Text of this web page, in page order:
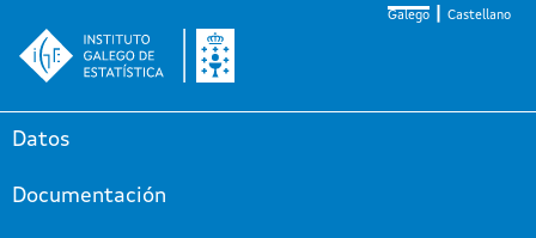
Galego Castellano
Datos
Documentación